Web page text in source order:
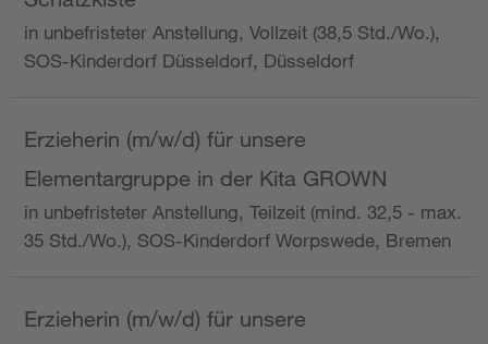
in unbefristeter Anstellung, Vollzeit (38,5 Std./Wo.),
SOS-Kinderdorf Düsseldorf, Düsseldorf
Erzieherin (m/w/d) für unsere
Elementargruppe in der Kita GROWN
in unbefristeter Anstellung, Teilzeit (mind. 32,5 - max.
35 Std./Wo.), SOS-Kinderdorf Worpswede, Bremen
Erzieherin (m/w/d) für unsere